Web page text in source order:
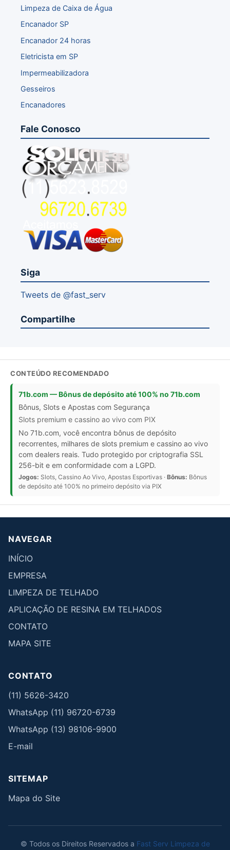
Limpeza de Caixa de Água
Encanador SP
Encanador 24 horas
Eletricista em SP
Impermeabilizadora
Gesseiros
Encanadores
Fale Conosco
Siga
Tweets de @fast_serv
Compartilhe
CONTEÚDO RECOMENDADO
71b.com — Bônus de depósito até 100% no 71b.com
Bônus, Slots e Apostas com Segurança
Slots premium e cassino ao vivo com PIX
No 71b.com, você encontra bônus de depósito
recorrentes, milhares de slots premium e cassino ao vivo
com dealers reais. Tudo protegido por criptografia SSL
256-bit e em conformidade com a LGPD.
Jogos: Slots, Cassino Ao Vivo, Apostas Esportivas · Bônus: Bônus
de depósito até 100% no primeiro depósito via PIX
NAVEGAR
INÍCIO
EMPRESA
LIMPEZA DE TELHADO
APLICAÇÃO DE RESINA EM TELHADOS
CONTATO
MAPA SITE
CONTATO
(11) 5626-3420
WhatsApp (11) 96720-6739
WhatsApp (13) 98106-9900
E-mail
SITEMAP
Mapa do Site
© Todos os Direitos Reservados a Fast Serv Limpeza de